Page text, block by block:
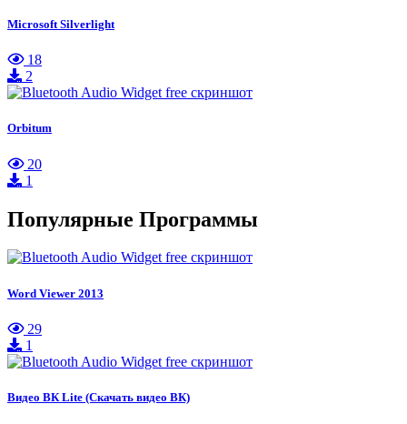
Microsoft Silverlight
18
2
Orbitum
20
1
Популярные Программы
Word Viewer 2013
29
1
Видео ВК Lite (Скачать видео ВК)